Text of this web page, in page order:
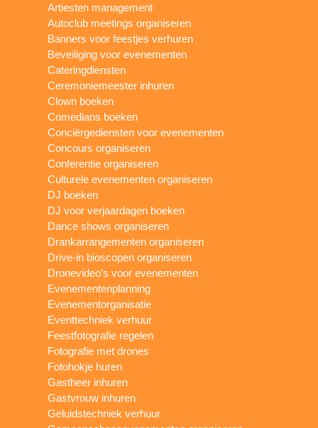
Artiesten management
Autoclub meetings organiseren
Banners voor feestjes verhuren
Beveiliging voor evenementen
Cateringdiensten
Ceremoniemeester inhuren
Clown boeken
Comedians boeken
Conciërgediensten voor evenementen
Concours organiseren
Conferentie organiseren
Culturele evenementen organiseren
DJ boeken
DJ voor verjaardagen boeken
Dance shows organiseren
Drankarrangementen organiseren
Drive-in bioscopen organiseren
Dronevideo’s voor evenementen
Evenementenplanning
Evenementorganisatie
Eventtechniek verhuur
Feestfotografie regelen
Fotografie met drones
Fotohokje huren
Gastheer inhuren
Gastvrouw inhuren
Geluidstechniek verhuur